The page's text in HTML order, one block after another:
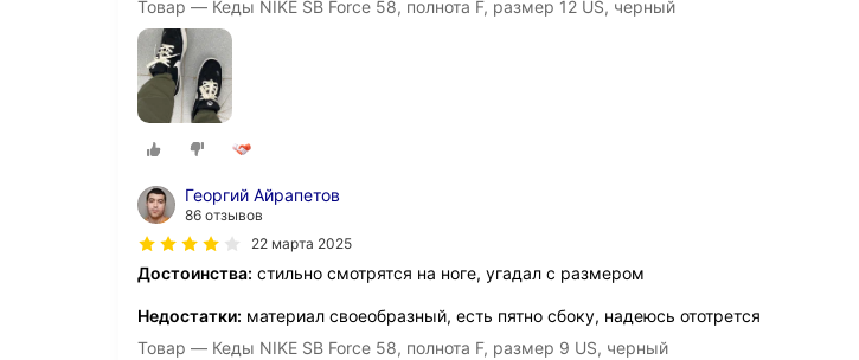
Товар — Кеды NIKE SB Force 58, полнота F, размер 12 US, черный
Георгий Айрапетов
86 отзывов
22 марта 2025
Достоинства: стильно смотрятся на ноге, угадал с размером
Недостатки: материал своеобразный, есть пятно сбоку, надеюсь ототрется
Товар — Кеды NIKE SB Force 58, полнота F, размер 9 US, черный